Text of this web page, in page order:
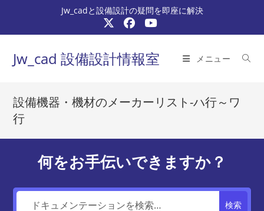
テ
プ
Jw_cadと設備設計の疑問を即座に解決
Jw_cad 設備設計情報室 メニュー
設備機器・機材のメーカーリスト-ハ行～ワ
行
何をお手伝いできますか？
検索